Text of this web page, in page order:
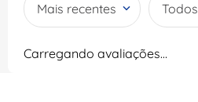
Mais recentes Todos
Carregando avaliações…